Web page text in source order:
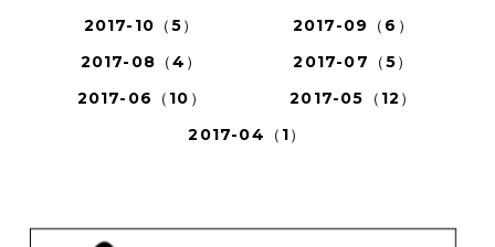
2017-10（5）
2017-09（6）
2017-08（4）
2017-07（5）
2017-06（10）
2017-05（12）
2017-04（1）